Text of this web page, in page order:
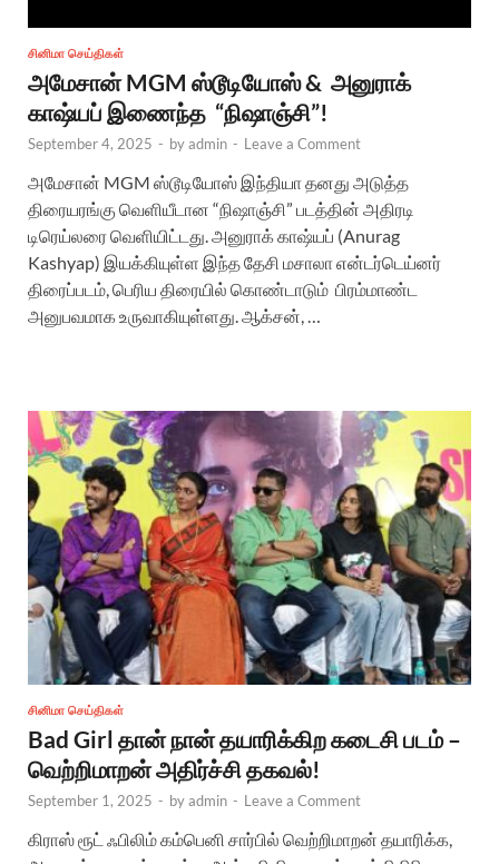
சினிமா செய்திகள்
அமேசான் MGM ஸ்டூடியோஸ் & அனுராக்
காஷ்யப் இணைந்த “நிஷாஞ்சி”!
September 4, 2025 - byadmin - Leave a Comment
அமேசான் MGM ஸ்டூடியோஸ் இந்தியா தனது அடுத்த
திரையரங்கு வெளியீடான “நிஷாஞ்சி” படத்தின் அதிரடி
டிரெய்லரை வெளியிட்டது. அனுராக் காஷ்யப் (Anurag
Kashyap) இயக்கியுள்ள இந்த தேசி மசாலா என்டர்டெய்னர்
திரைப்படம், பெரிய திரையில் கொண்டாடும் பிரம்மாண்ட
அனுபவமாக உருவாகியுள்ளது. ஆக்சன், …
சினிமா செய்திகள்
Bad Girl தான் நான் தயாரிக்கிற கடைசி படம் –
வெற்றிமாறன் அதிர்ச்சி தகவல்!
September 1, 2025 - byadmin - Leave a Comment
கிராஸ் ரூட் ஃபிலிம் கம்பெனி சார்பில் வெற்றிமாறன் தயாரிக்க,